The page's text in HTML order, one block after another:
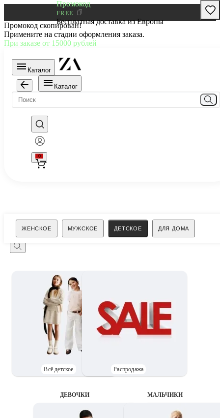
Промокод
FREE
Бесплатная доставка из Европы
Промокод скопирован!
Примените на стадии оформления заказа.
При заказе от 15000 рублей
Каталог
Каталог
0
ЖЕНСКОЕ МУЖСКОЕ ДЕТСКОЕ ДЛЯ ДОМА
Поиск
Всё детское Распродажа
ДЕВОЧКИ MАЛЬЧИКИ